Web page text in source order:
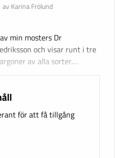
av Karina Frölund
min mosters Dr
och visar runt i tre
av alla sorter.…
för att få tillgång